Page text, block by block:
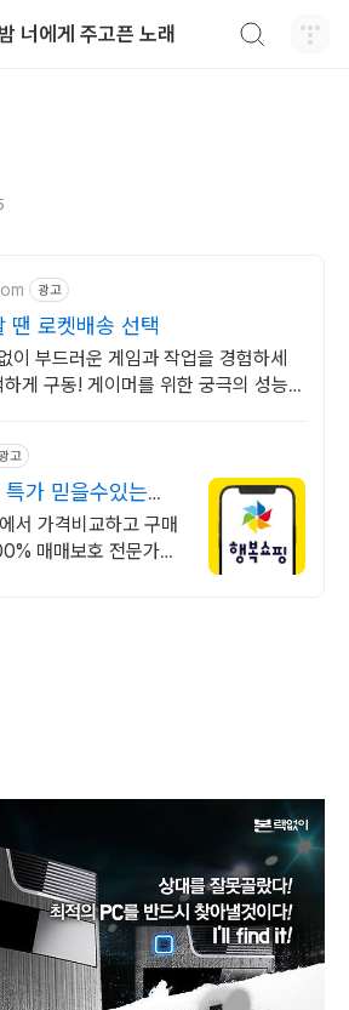
너에게 주고픈 노래
광고
땐 로켓배송 선택
이 부드러운 게임과 작업을 경험하세
게 구동! 게이머를 위한 궁극의 성능을
고
가 믿을수있는
서 가격비교하고 구매
매매보호 전문가의